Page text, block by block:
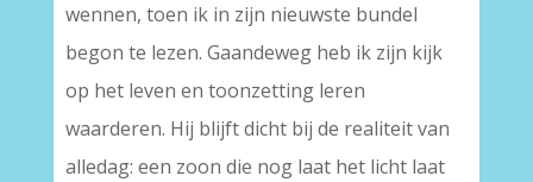
wennen, toen ik in zijn nieuwste bundel
begon te lezen. Gaandeweg heb ik zijn kijk
op het leven en toonzetting leren
waarderen. Hij blijft dicht bij de realiteit van
alledag: een zoon die nog laat het licht laat